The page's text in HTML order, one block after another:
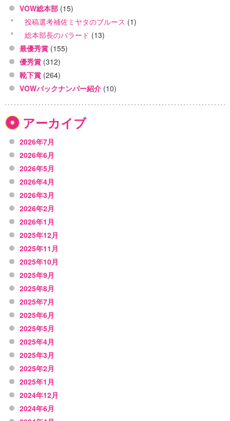
VOW総本部 (15)
投稿選考補佐ミヤタのブルース (1)
総本部長のバラード (13)
最優秀賞 (155)
優秀賞 (312)
靴下賞 (264)
VOWバックナンバー紹介 (10)
アーカイブ
2026年7月
2026年6月
2026年5月
2026年4月
2026年3月
2026年2月
2026年1月
2025年12月
2025年11月
2025年10月
2025年9月
2025年8月
2025年7月
2025年6月
2025年5月
2025年4月
2025年3月
2025年2月
2025年1月
2024年12月
2024年6月